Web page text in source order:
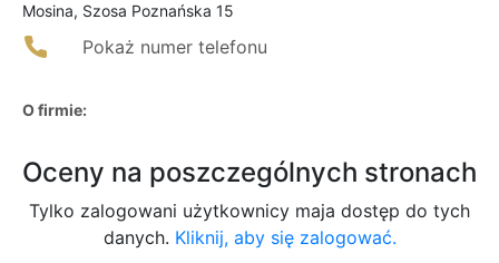
Mosina, Szosa Poznańska 15
Pokaż numer telefonu
O firmie:
Oceny na poszczególnych stronach
Tylko zalogowani użytkownicy maja dostęp do tych
danych. Kliknij, aby się zalogować.